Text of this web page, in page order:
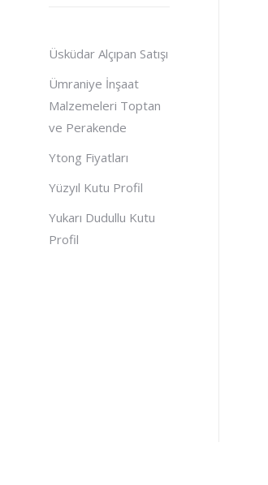
Üsküdar Alçıpan Satışı
Ümraniye İnşaat
Malzemeleri Toptan
ve Perakende
Ytong Fiyatları
Yüzyıl Kutu Profil
Yukarı Dudullu Kutu
Profil